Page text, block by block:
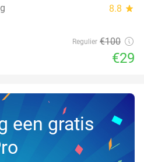
8.8 star
Regulier €100
€29
een gratis